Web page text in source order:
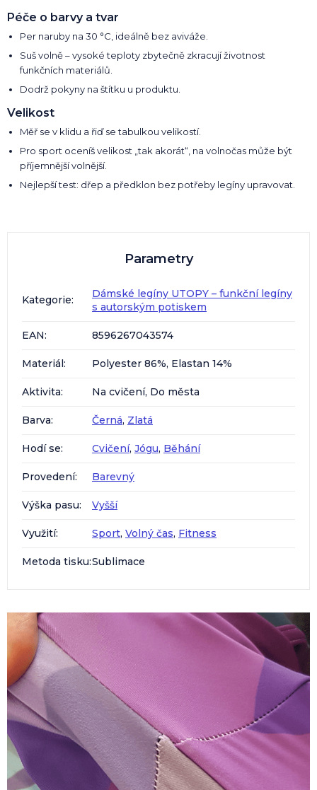
Péče o barvy a tvar
Per naruby na 30 °C, ideálně bez aviváže.
Suš volně – vysoké teploty zbytečně zkracují životnost
funkčních materiálů.
Dodrž pokyny na štítku u produktu.
Velikost
Měř se v klidu a řiď se tabulkou velikostí.
Pro sport oceníš velikost „tak akorát“, na volnočas může být
příjemnější volnější.
Nejlepší test: dřep a předklon bez potřeby legíny upravovat.
Parametry
Kategorie:
Dámské legíny UTOPY – funkční legíny
s autorským potiskem
EAN: 8596267043574
Materiál: Polyester 86%, Elastan 14%
Aktivita: Na cvičení, Do města
Barva: Černá, Zlatá
Hodí se: Cvičení, Jógu, Běhání
Provedení: Barevný
Výška pasu: Vyšší
Využití: Sport, Volný čas, Fitness
Metoda tisku:Sublimace